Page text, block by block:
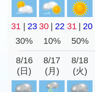
31 23 30 22 31 20
30%
10% 50%
8/16
(日)
8/17
(月)
8/18
(火)